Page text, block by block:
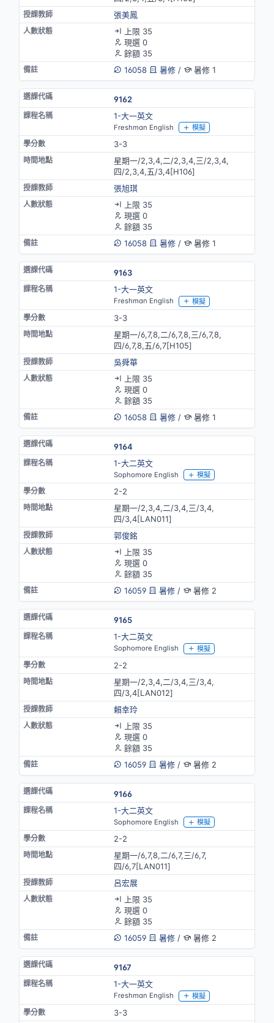
張美鳳
上限 35
現選 0
餘額 35
16058
暑修/ 暑修 1
9162
1-大一英文
Freshman English 模擬
3-3
星期一/2,3,4,二/2,3,4,三/2,3,4,
四/2,3,4,五/3,4[H106]
張旭琪
上限 35
現選 0
餘額 35
16058
暑修/ 暑修 1
9163
1-大一英文
Freshman English 模擬
3-3
星期一/6,7,8,二/6,7,8,三/6,7,8,
四/6,7,8,五/6,7[H105]
吳舜華
上限 35
現選 0
餘額 35
16058
暑修/ 暑修 1
9164
1-大二英文
Sophomore English 模擬
2-2
星期一/2,3,4,二/3,4,三/3,4,
四/3,4[LAN011]
郭俊銘
上限 35
現選 0
餘額 35
16059
暑修/ 暑修 2
9165
1-大二英文
Sophomore English 模擬
2-2
星期一/2,3,4,二/3,4,三/3,4,
四/3,4[LAN012]
賴幸玲
上限 35
現選 0
餘額 35
16059
暑修/ 暑修 2
9166
1-大二英文
Sophomore English 模擬
2-2
星期一/6,7,8,二/6,7,三/6,7,
四/6,7[LAN011]
呂宏展
上限 35
現選 0
餘額 35
16059
暑修/ 暑修 2
9167
1-大一英文
Freshman English 模擬
3-3